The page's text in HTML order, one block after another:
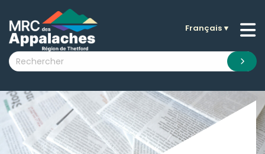
submenu (La MRC )
submenu (Citoyens )
submenu (Visiteurs )
submenu (Nouvelles )
submenu (Documentation )
Français▼